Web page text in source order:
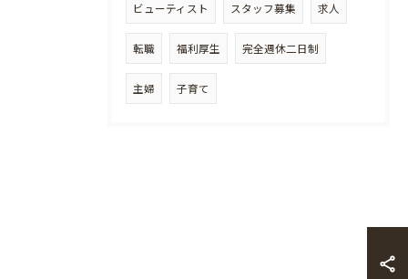
ビューティスト スタッフ募集 求人
転職 福利厚生 完全週休二日制
主婦 子育て